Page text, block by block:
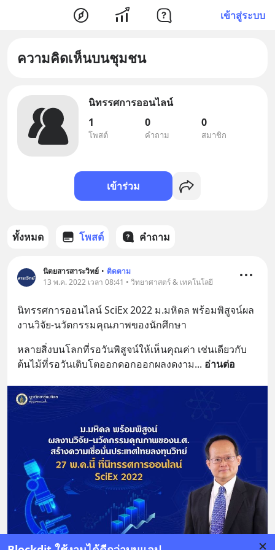
เข้าสู่ระบบ
ความคิดเห็นบนชุมชน
นิทรรศการออนไลน์
1
โพสต์
0
คำถาม
0
สมาชิก
เข้าร่วม
ทั้งหมด โพสต์ คำถาม
นิตยสารสาระวิทย์ • ติดตาม
13 พ.ค. 2022 เวลา 08:41 • วิทยาศาสตร์ & เทคโนโลยี
นิทรรศการออนไลน์ SciEx 2022 ม.มหิดล พร้อมพิสูจน์ผล
งานวิจัย-นวัตกรรมคุณภาพของนักศึกษา
หลายสิ่งบนโลกที่รอวันพิสูจน์ให้เห็นคุณค่า เช่นเดียวกับ
ต้นไม้ที่รอวันเติบโตออกดอกออกผลงดงาม... อ่านต่อ